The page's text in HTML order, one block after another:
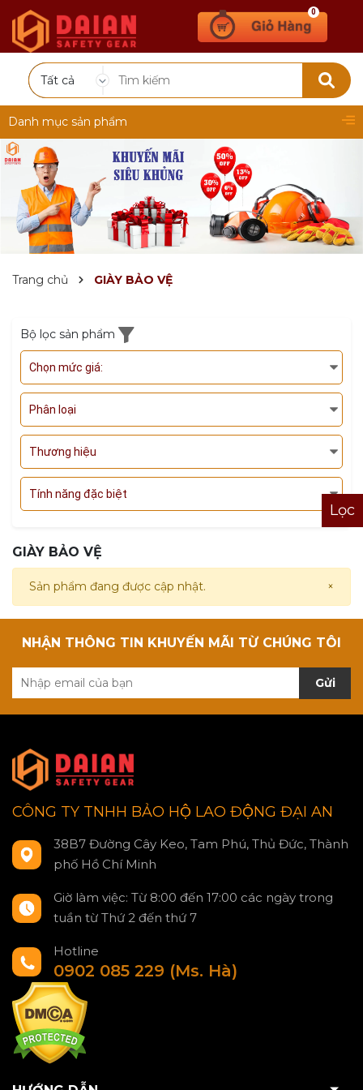
Tất cả
0
Danh mục sản phẩm
Trang chủ GIÀY BẢO VỆ
Bộ lọc sản phẩm
Chọn mức giá:
Phân loại
Thương hiệu
Tính năng đặc biệt
GIÀY BẢO VỆ
×
Sản phẩm đang được cập nhật.
Lọc
NHẬN THÔNG TIN KHUYẾN MÃI TỪ CHÚNG TÔI
Gửi
CÔNG TY TNHH BẢO HỘ LAO ĐỘNG ĐẠI AN
38B7 Đường Cây Keo, Tam Phú, Thủ Đức, Thành
phố Hồ Chí Minh
Giờ làm việc: Từ 8:00 đến 17:00 các ngày trong
tuần từ Thứ 2 đến thứ 7
Hotline
0902 085 229 (Ms. Hà)